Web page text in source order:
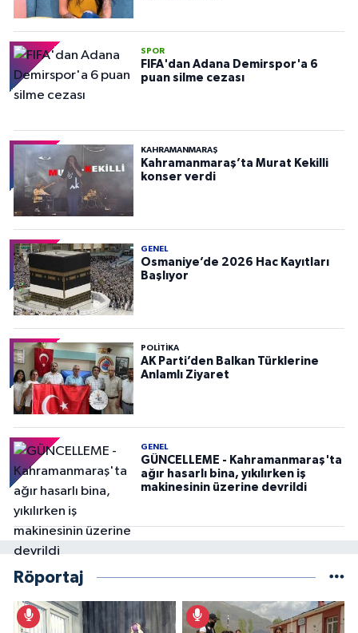
SPOR
FIFA'dan Adana Demirspor'a 6
puan silme cezası
KAHRAMANMARAŞ
Kahramanmaraş’ta Murat Kekilli
konser verdi
GENEL
Osmaniye’de 2026 Hac Kayıtları
Başlıyor
POLITIKA
AK Parti’den Balkan Türklerine
Anlamlı Ziyaret
GENEL
GÜNCELLEME - Kahramanmaraş'ta
ağır hasarlı bina, yıkılırken iş
makinesinin üzerine devrildi
Röportaj